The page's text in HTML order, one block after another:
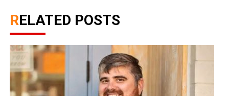
RELATED POSTS